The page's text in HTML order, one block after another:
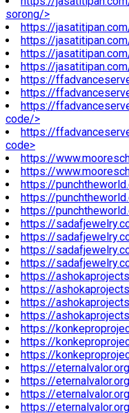
sorong/>
https://
https://
https://
https://
https://
https://
https://
code/>
https://
code>
https://
https://
https://
https://
https://
https://
https://
https://
https://
https://
https://
https://
https://
https://
https://
https://
https://
https://
https://
https://